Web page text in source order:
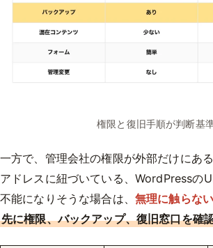
権限と復旧手順が判断基
一方で、管理会社の権限が外部だけにあ
アドレスに紐づいている、WordPressの
不能になりそうな場合は、 無理に触らな
先に権限、バックアップ、復旧窓口を確